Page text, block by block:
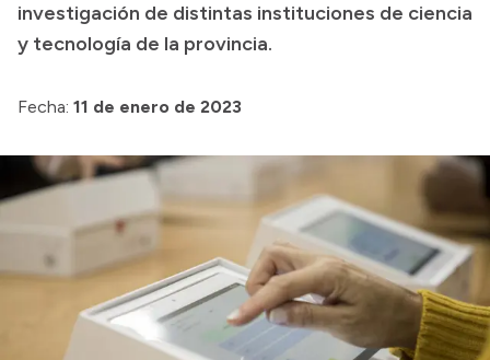
Consulta de pago a proveedores
Convocatorias
investigación de distintas instituciones de ciencia
y tecnología de la provincia.
Fecha: 11 de enero de 2023